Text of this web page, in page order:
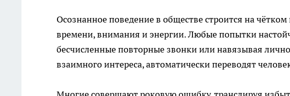
Осознанное поведение в обществе строится на
времени, внимания и энергии. Любые попытки
бесчисленные повторные звонки или навязывая
взаимного интереса, автоматически переводят